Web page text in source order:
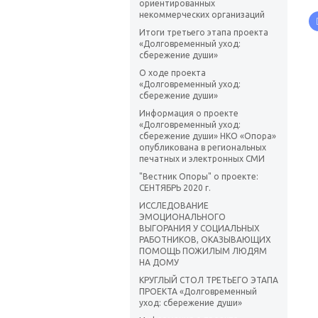
ориентированных
некоммерческих организаций
Итоги третьего этапа проекта
«Долговременный уход:
сбережение души»
О ходе проекта
«Долговременный уход:
сбережение души»
Информация о проекте
«Долговременный уход:
сбережение души» НКО «Опора»
опубликована в региональных
печатных и электронных СМИ
"Вестник Опоры" о проекте:
СЕНТЯБРЬ 2020 г.
ИССЛЕДОВАНИЕ
ЭМОЦИОНАЛЬНОГО
ВЫГОРАНИЯ У СОЦИАЛЬНЫХ
РАБОТНИКОВ, ОКАЗЫВАЮЩИХ
ПОМОЩЬ ПОЖИЛЫМ ЛЮДЯМ
НА ДОМУ
КРУГЛЫЙ СТОЛ ТРЕТЬЕГО ЭТАПА
ПРОЕКТА «Долговременный
уход: сбережение души»